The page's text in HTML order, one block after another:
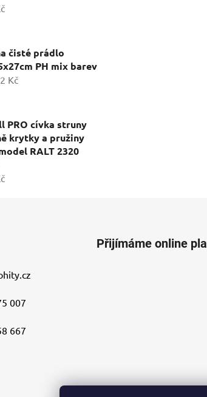
čisté prádlo
PH mix barev
Kč
PRO cívka struny
krytky a pružiny
RALT 2320
007
667
Přijímáme online